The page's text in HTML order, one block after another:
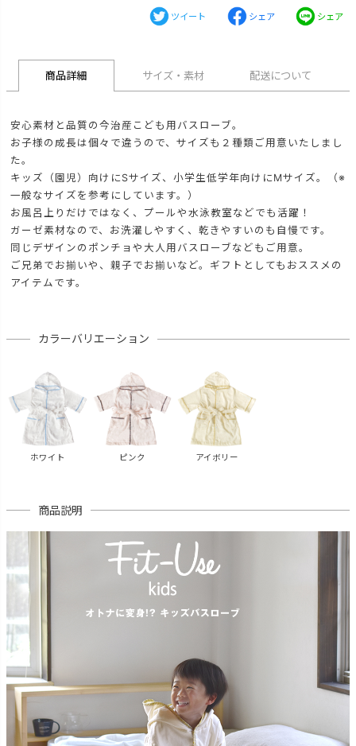
ツイート シェア シェア
商品詳細 サイズ・素材 配送について
安心素材と品質の今治産こども用バスローブ。
お子様の成長は個々で違うので、サイズも２種類ご用意いたしまし
た。
キッズ（園児）向けにSサイズ、小学生低学年向けにMサイズ。（※
一般なサイズを参考にしています。）
お風呂上りだけではなく、プールや水泳教室などでも活躍！
ガーゼ素材なので、お洗濯しやすく、乾きやすいのも自慢です。
同じデザインのポンチョや大人用バスローブなどもご用意。
ご兄弟でお揃いや、親子でお揃いなど。ギフトとしてもおススメの
アイテムです。
カラーバリエーション
ホワイト ピンク アイボリー
商品説明